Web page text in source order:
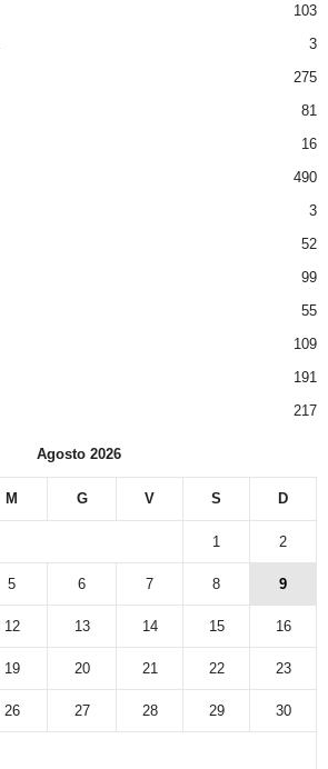
103
3
275
81
16
490
3
52
99
55
109
191
217
Agosto 2026
M G V S D
1 2
5 6 7 8 9
12 13 14 15 16
19 20 21 22 23
26 27 28 29 30